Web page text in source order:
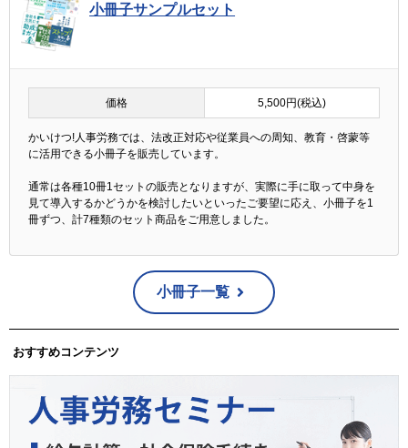
小冊子サンプルセット
価格 5,500円(税込)
かいけつ!人事労務では、法改正対応や従業員への周知、教育・啓蒙等
に活用できる小冊子を販売しています。
通常は各種10冊1セットの販売となりますが、実際に手に取って中身を
見て導入するかどうかを検討したいといったご要望に応え、小冊子を1
冊ずつ、計7種類のセット商品をご用意しました。
小冊子一覧
おすすめコンテンツ